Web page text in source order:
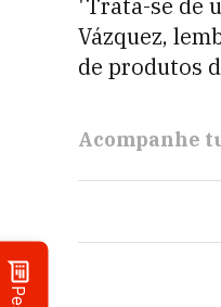
'Trata-se de
Vázquez,
de produtos
Acompanhe